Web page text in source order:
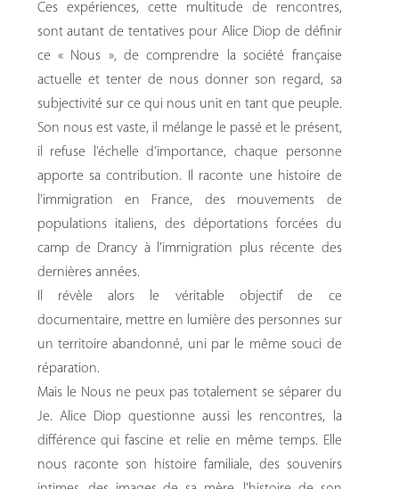
Ces expériences, cette multitude de rencontres,
sont autant de tentatives pour Alice Diop de définir
ce « Nous », de comprendre la société française
actuelle et tenter de nous donner son regard, sa
subjectivité sur ce qui nous unit en tant que peuple.
Son nous est vaste, il mélange le passé et le présent,
il refuse l’échelle d’importance, chaque personne
apporte sa contribution. Il raconte une histoire de
l’immigration en France, des mouvements de
populations italiens, des déportations forcées du
camp de Drancy à l’immigration plus récente des
dernières années.
Il révèle alors le véritable objectif de ce
documentaire, mettre en lumière des personnes sur
un territoire abandonné, uni par le même souci de
réparation.
Mais le Nous ne peux pas totalement se séparer du
Je. Alice Diop questionne aussi les rencontres, la
différence qui fascine et relie en même temps. Elle
nous raconte son histoire familiale, des souvenirs